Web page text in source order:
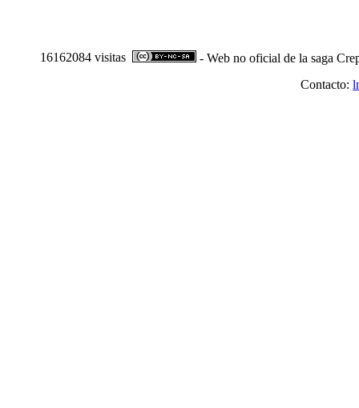
16162084 visitas
- Web no oficial de la saga
Contacto: